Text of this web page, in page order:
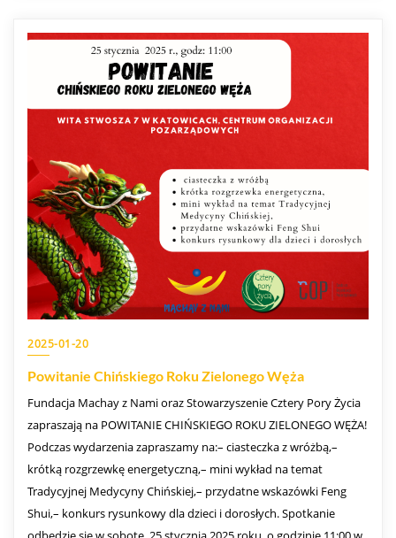
2025-01-20
Powitanie Chińskiego Roku Zielonego Węża
Fundacja Machay z Nami oraz Stowarzyszenie Cztery Pory Życia
zapraszają na POWITANIE CHIŃSKIEGO ROKU ZIELONEGO WĘŻA!
Podczas wydarzenia zapraszamy na:– ciasteczka z wróżbą,–
krótką rozgrzewkę energetyczną,– mini wykład na temat
Tradycyjnej Medycyny Chińskiej,– przydatne wskazówki Feng
Shui,– konkurs rysunkowy dla dzieci i dorosłych. Spotkanie